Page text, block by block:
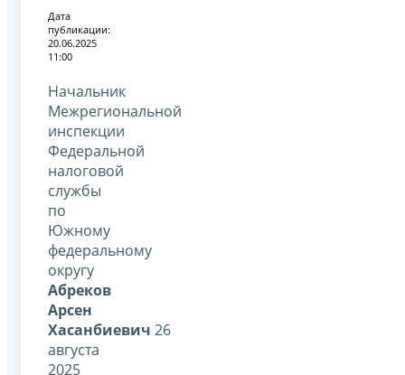
Дата
публикации:
20.06.2025
11:00
Начальник
Межрегиональной
инспекции
Федеральной
налоговой
службы
по
Южному
федеральному
округу
Абреков
Арсен
Хасанбиевич 26
августа
2025